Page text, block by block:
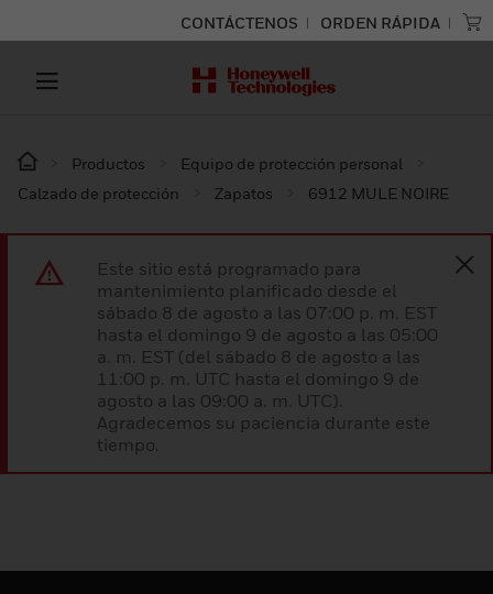
CONTÁCTENOS ORDEN RÁPIDA
Productos
Equipo de protección personal
Calzado de protección
Zapatos 6912 MULE NOIRE
Este sitio está programado para
mantenimiento planificado desde el
sábado 8 de agosto a las 07:00 p. m. EST
hasta el domingo 9 de agosto a las 05:00
a. m. EST (del sábado 8 de agosto a las
11:00 p. m. UTC hasta el domingo 9 de
agosto a las 09:00 a. m. UTC).
Agradecemos su paciencia durante este
tiempo.